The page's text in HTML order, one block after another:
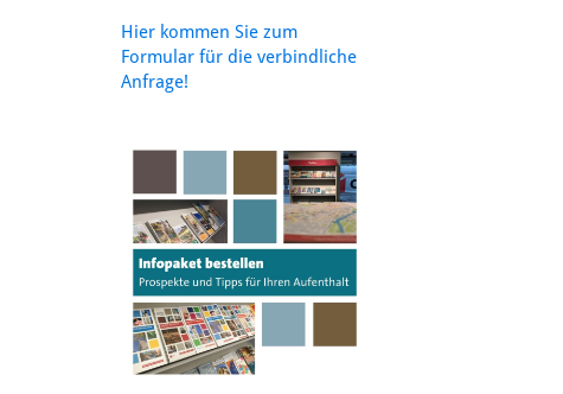
Hier kommen Sie zum
Formular für die verbindliche
Anfrage!